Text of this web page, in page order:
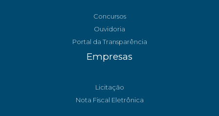
Concursos
Ouvidoria
Portal da Transparência
Empresas
Licitação
Nota Fiscal Eletrônica